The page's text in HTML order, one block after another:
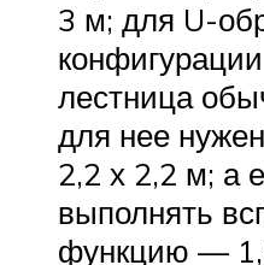
3 м; для U-
лестница
для нее
2,2 х 2,2 м; а
выполнять
функцию —